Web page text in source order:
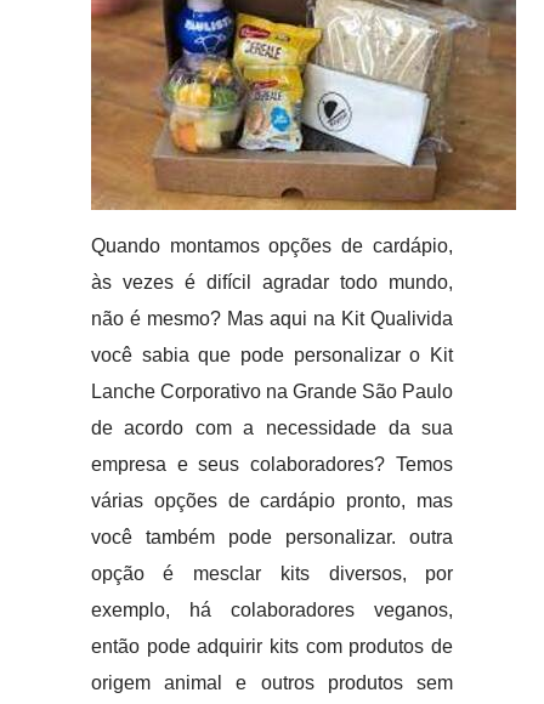
Quando montamos opções de cardápio,
às vezes é difícil agradar todo mundo,
não é mesmo? Mas aqui na Kit Qualivida
você sabia que pode personalizar o Kit
Lanche Corporativo na Grande São Paulo
de acordo com a necessidade da sua
empresa e seus colaboradores? Temos
várias opções de cardápio pronto, mas
você também pode personalizar. outra
opção é mesclar kits diversos, por
exemplo, há colaboradores veganos,
então pode adquirir kits com produtos de
origem animal e outros produtos sem